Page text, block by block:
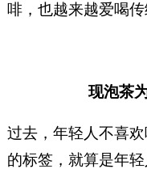
啡，也越来越爱喝传
现泡茶
过去，年轻人不喜
的标签，就算是年